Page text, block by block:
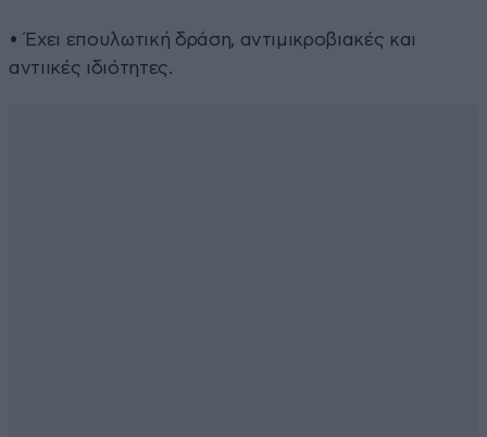
• Έχει επουλωτική δράση, αντιμικροβιακές και
αντιικές ιδιότητες.